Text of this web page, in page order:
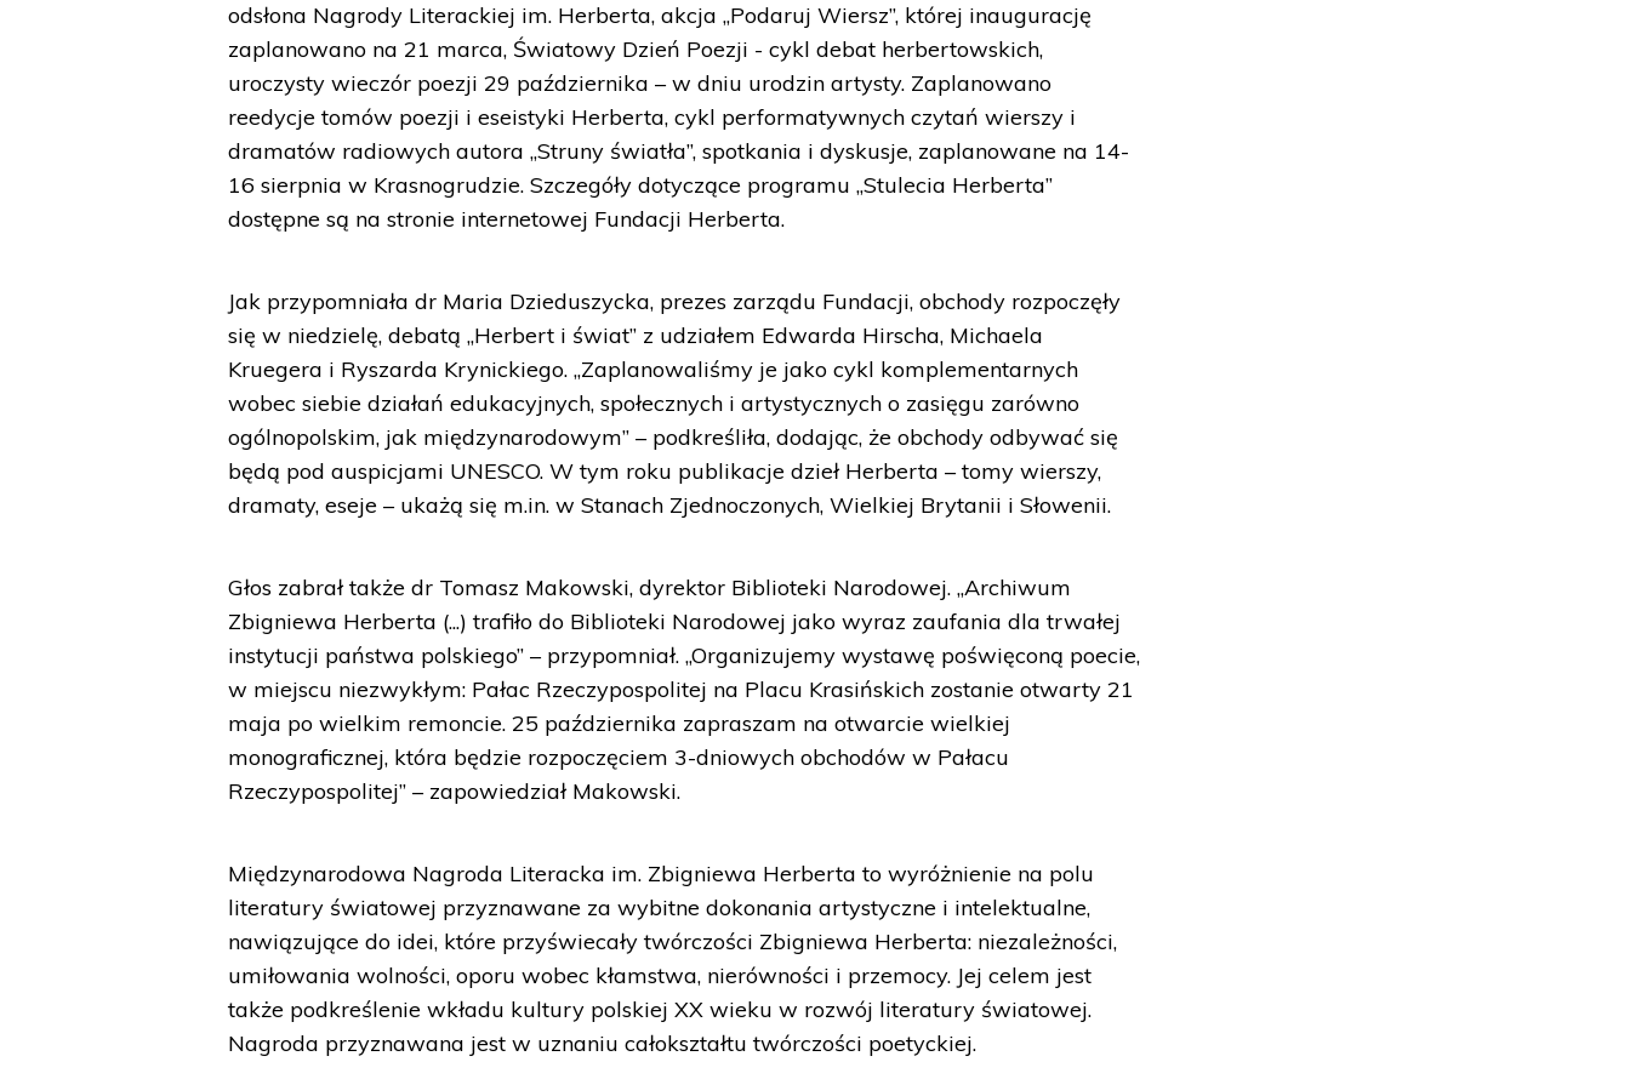
odsłona Nagrody Literackiej im. Herberta, akcja „Podaruj Wiersz”, której inaugurację
zaplanowano na 21 marca, Światowy Dzień Poezji - cykl debat herbertowskich,
uroczysty wieczór poezji 29 października – w dniu urodzin artysty. Zaplanowano
reedycje tomów poezji i eseistyki Herberta, cykl performatywnych czytań wierszy i
dramatów radiowych autora „Struny światła”, spotkania i dyskusje, zaplanowane na 14-
16 sierpnia w Krasnogrudzie. Szczegóły dotyczące programu „Stulecia Herberta”
dostępne są na stronie internetowej Fundacji Herberta.
Jak przypomniała dr Maria Dzieduszycka, prezes zarządu Fundacji, obchody rozpoczęły
się w niedzielę, debatą „Herbert i świat” z udziałem Edwarda Hirscha, Michaela
Kruegera i Ryszarda Krynickiego. „Zaplanowaliśmy je jako cykl komplementarnych
wobec siebie działań edukacyjnych, społecznych i artystycznych o zasięgu zarówno
ogólnopolskim, jak międzynarodowym” – podkreśliła, dodając, że obchody odbywać się
będą pod auspicjami UNESCO. W tym roku publikacje dzieł Herberta – tomy wierszy,
dramaty, eseje – ukażą się m.in. w Stanach Zjednoczonych, Wielkiej Brytanii i Słowenii.
Głos zabrał także dr Tomasz Makowski, dyrektor Biblioteki Narodowej. „Archiwum
Zbigniewa Herberta (...) trafiło do Biblioteki Narodowej jako wyraz zaufania dla trwałej
instytucji państwa polskiego” – przypomniał. „Organizujemy wystawę poświęconą poecie,
w miejscu niezwykłym: Pałac Rzeczypospolitej na Placu Krasińskich zostanie otwarty 21
maja po wielkim remoncie. 25 października zapraszam na otwarcie wielkiej
monograficznej, która będzie rozpoczęciem 3-dniowych obchodów w Pałacu
Rzeczypospolitej” – zapowiedział Makowski.
Międzynarodowa Nagroda Literacka im. Zbigniewa Herberta to wyróżnienie na polu
literatury światowej przyznawane za wybitne dokonania artystyczne i intelektualne,
nawiązujące do idei, które przyświecały twórczości Zbigniewa Herberta: niezależności,
umiłowania wolności, oporu wobec kłamstwa, nierówności i przemocy. Jej celem jest
także podkreślenie wkładu kultury polskiej XX wieku w rozwój literatury światowej.
Nagroda przyznawana jest w uznaniu całokształtu twórczości poetyckiej.